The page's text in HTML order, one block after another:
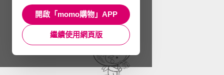
開啟「momo購物」APP
繼續使用網頁版